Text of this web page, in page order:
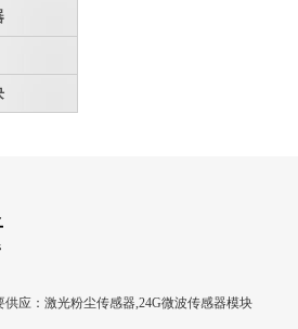
应：激光粉尘传感器,24G微波传感器模块